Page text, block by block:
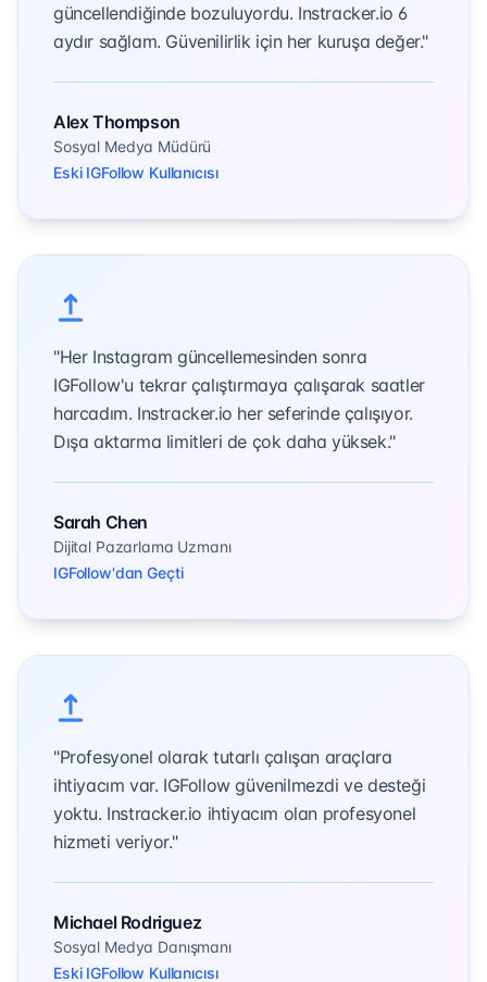
güncellendiğinde bozuluyordu. Instracker.io 6
aydır sağlam. Güvenilirlik için her kuruşa değer."
Alex Thompson
Sosyal Medya Müdürü
Eski IGFollow Kullanıcısı
"Her Instagram güncellemesinden sonra
IGFollow'u tekrar çalıştırmaya çalışarak saatler
harcadım. Instracker.io her seferinde çalışıyor.
Dışa aktarma limitleri de çok daha yüksek."
Sarah Chen
Dijital Pazarlama Uzmanı
IGFollow'dan Geçti
"Profesyonel olarak tutarlı çalışan araçlara
ihtiyacım var. IGFollow güvenilmezdi ve desteği
yoktu. Instracker.io ihtiyacım olan profesyonel
hizmeti veriyor."
Michael Rodriguez
Sosyal Medya Danışmanı
Eski IGFollow Kullanıcısı